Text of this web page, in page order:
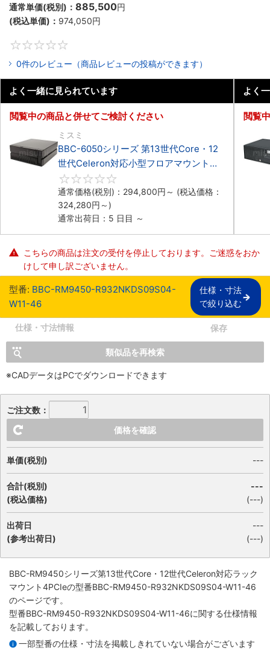
通常単価(税別)： 885,500円
(税込単価)： 974,050円
0件のレビュー（商品レビューの投稿ができます）
よく一緒に見られています
閲覧中の商品と併せてご検討ください
ミスミ
BBC-6050シリーズ 第13世代Core・12
世代Celeron対応小型フロアマウント
3PCIe
通常価格(税別)： 294,800円 ～ (税込価格：
324,280円 ～)
通常出荷日：5 日目 ～
よく
閲覧
こちらの商品は注文の受付を停止しております。ご迷惑をおか
けして申し訳ございません。
型番: BBC-RM9450-R932NKDS09S04-
W11-46
仕様・寸法
で絞り込む
仕様・寸法情報 保存
類似品を再検索
※CADデータはPCでダウンロードできます
ご注文数：
価格を確認
単価(税別) ---
合計(税別)
(税込価格)
---
(---)
出荷日
(参考出荷日)
---
(---)
BBC-RM9450シリーズ第13世代Core・12世代Celeron対応ラック
マウント4PCIeの型番BBC-RM9450-R932NKDS09S04-W11-46
のページです。
型番BBC-RM9450-R932NKDS09S04-W11-46に関する仕様情報
を記載しております。
一部型番の仕様・寸法を掲載しきれていない場合がございます